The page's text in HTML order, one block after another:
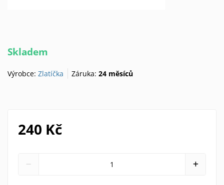
Skladem
Výrobce: Zlatíčka Záruka:24 měsíců
240 Kč